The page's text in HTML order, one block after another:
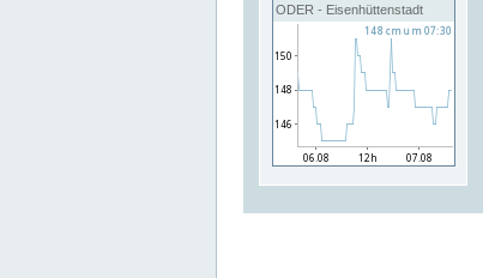
ODER - Eisenhüttenstadt